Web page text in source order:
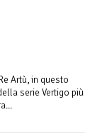
Artù, in questo
serie Vertigo più